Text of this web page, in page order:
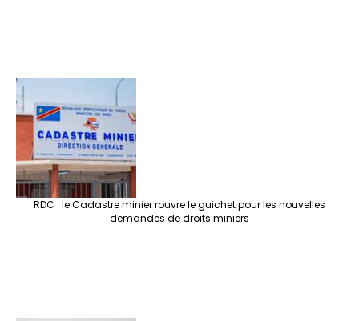
RDC : le Cadastre minier rouvre le guichet pour les nouvelles
demandes de droits miniers